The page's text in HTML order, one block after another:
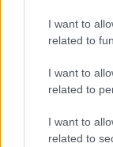
I want to
related to
I want to
related to
I want to
related to
AUTOMOBILE